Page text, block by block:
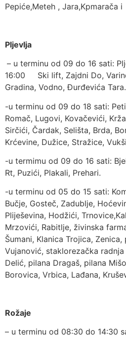
Pepiće,Meteh , Jara,Kpmarača
Pljevlja
– u terminu od 09 do 16
16:00 Ski lift, Zajdni Do,
Gradina, Vodno, Đurđevića Tara.
-u terminu od 09 do 18 sati:
Romač, Lugovi, Kovačevići,
Sirčići, Čardak, Selišta, Brda,
Krćevine, Dužice, Stražice,
-u termimu od 09 do 16 sati:
Rt, Puzići, Plakali, Prehari.
-u terminu od 05 do 15 sati:
Bučje, Gosteč, Zadublje,
Pliješevina, Hodžići,
Mrzovići, Rabitlje, živinska
Šumani, Klanica Trojica,
Vujanović, staklorezačka radnja
Delić, pilana Dragaš, pilana
Borovica, Vrbica, Lađana,
Rožaje
– u terminu od 08:30 do 14:30